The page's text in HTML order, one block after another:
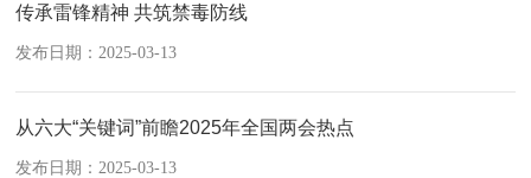
传承雷锋精神 共筑禁毒防线
发布日期：2025-03-13
从六大“关键词”前瞻2025年全国两会热点
发布日期：2025-03-13